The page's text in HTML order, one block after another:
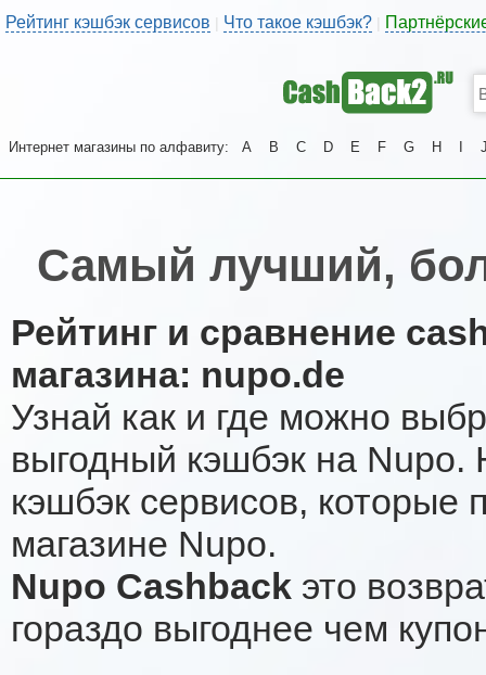
Рейтинг кэшбэк сервисов | Что такое кэшбэк?
Интернет магазины по алфавиту: A B C D E F G H
Самый лучший,
Рейтинг и сравнение
магазина: nupo.de
Узнай как и где можно
выгодный кэшбэк на
кэшбэк сервисов, которые
магазине Nupo.
Nupo Cashback это
гораздо выгоднее чем